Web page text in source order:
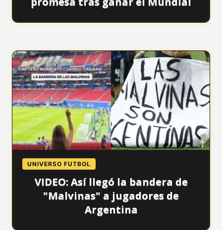
UNIVERSO FUTBOL
VIDEO: Así llegó la bandera de
"Malvinas" a jugadores de
Argentina